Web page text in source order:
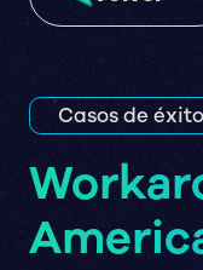
Casos de éxito